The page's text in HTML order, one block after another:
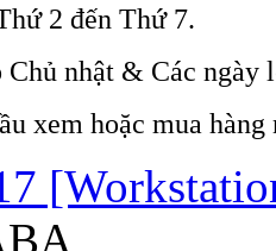
2 đến Thứ 7.
nhật & Các ngày
xem hoặc mua